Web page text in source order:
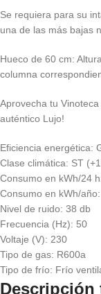
Se requiera para su
una de las más bajas
Hueco de 60 cm:
columna
Aprovecha tu
auténtico Lujo!
Eficiencia energética:
Clase climática: ST
Consumo en kWh/24
Consumo en kWh/
Nivel de ruido: 38 db
Frecuencia (Hz): 50
Voltaje (V): 230
Tipo de gas: R600a
Tipo de frío: Frío
Descripción